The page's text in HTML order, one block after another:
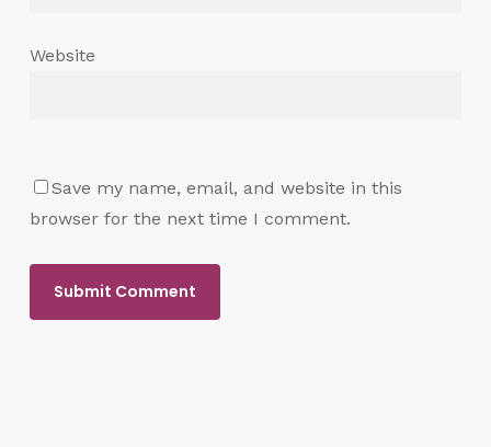
Website
Save my name, email, and website in this
browser for the next time I comment.